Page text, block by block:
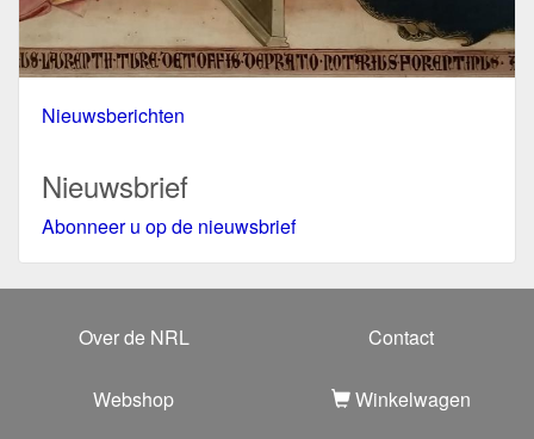
Nieuwsberichten
Nieuwsbrief
Abonneer u op de nieuwsbrief
Over de NRL Contact
Webshop Winkelwagen